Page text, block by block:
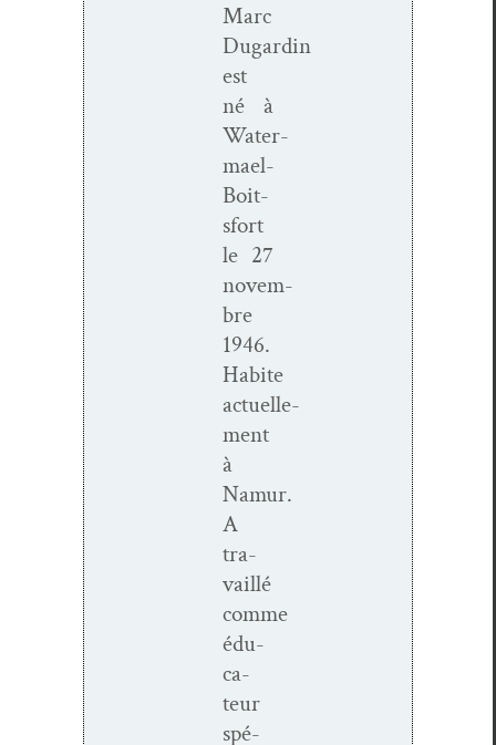
Marc
Dugardin
est
né à
Water­­
mael-
Boit­
s­­fort
le 27
novem­
bre
1946.
Habite
actuelle­
ment
à
Namur.
A
tra­
vail­lé
comme
édu­
ca­
teur
spé­